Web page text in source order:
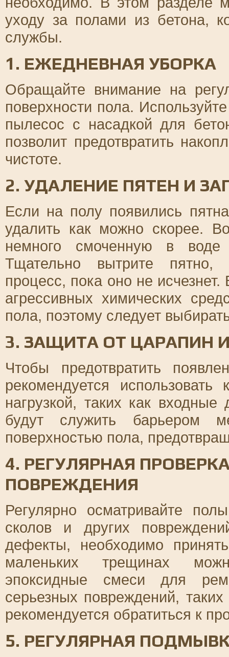
уходу за полами из бетона,
службы.
1. ЕЖЕДНЕВНАЯ УБОРКА
Обращайте внимание на
поверхности пола.
пылесос с насадкой для
позволит предотвратить
чистоте.
2. УДАЛЕНИЕ ПЯТЕН И
Если на полу появились
удалить как можно скорее.
немного смоченную в
Тщательно вытрите пятно,
процесс, пока оно не
агрессивных химических
пола, поэтому следует
3. ЗАЩИТА ОТ ЦАРАПИН
Чтобы предотвратить
рекомендуется
нагрузкой, таких как
будут служить барьером
поверхностью пола,
4. РЕГУЛЯРНАЯ
ПОВРЕЖДЕНИЯ
Регулярно осматривайте
сколов и других
дефекты, необходимо
маленьких трещинах
эпоксидные смеси для
серьезных повреждений,
рекомендуется обратиться к
5. РЕГУЛЯРНАЯ